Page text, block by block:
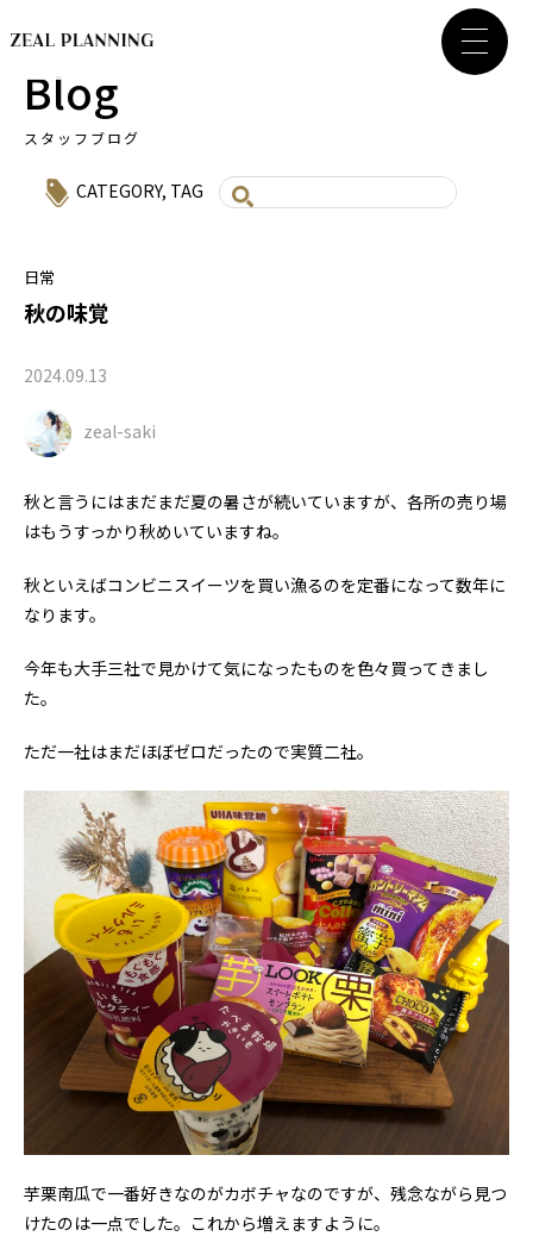
Blog
スタッフブログ
CATEGORY, TAG
日常
秋の味覚
2024.09.13
zeal-saki
秋と言うにはまだまだ夏の暑さが続いていますが、各所の売り場
はもうすっかり秋めいていますね。
秋といえばコンビニスイーツを買い漁るのを定番になって数年に
なります。
今年も大手三社で見かけて気になったものを色々買ってきまし
た。
ただ一社はまだほぼゼロだったので実質二社。
芋栗南瓜で一番好きなのがカボチャなのですが、残念ながら見つ
けたのは一点でした。これから増えますように。